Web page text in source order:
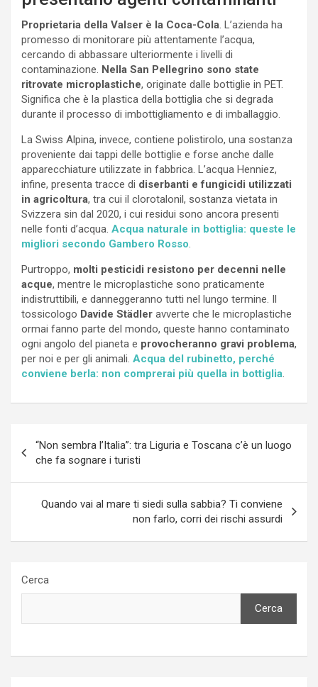
Proprietaria della Valser è la Coca-Cola. L’azienda ha
promesso di monitorare più attentamente l’acqua,
cercando di abbassare ulteriormente i livelli di
contaminazione. Nella San Pellegrino sono state
ritrovate microplastiche, originate dalle bottiglie in PET.
Significa che è la plastica della bottiglia che si degrada
durante il processo di imbottigliamento e di imballaggio.
La Swiss Alpina, invece, contiene polistirolo, una sostanza
proveniente dai tappi delle bottiglie e forse anche dalle
apparecchiature utilizzate in fabbrica. L’acqua Henniez,
infine, presenta tracce di diserbanti e fungicidi utilizzati
in agricoltura, tra cui il clorotalonil, sostanza vietata in
Svizzera sin dal 2020, i cui residui sono ancora presenti
nelle fonti d’acqua. Acqua naturale in bottiglia: queste le
migliori secondo Gambero Rosso.
Purtroppo, molti pesticidi resistono per decenni nelle
acque, mentre le microplastiche sono praticamente
indistruttibili, e danneggeranno tutti nel lungo termine. Il
tossicologo Davide Städler avverte che le microplastiche
ormai fanno parte del mondo, queste hanno contaminato
ogni angolo del pianeta e provocheranno gravi problema,
per noi e per gli animali. Acqua del rubinetto, perché
conviene berla: non comprerai più quella in bottiglia.
articoli
“Non sembra l’Italia”: tra Liguria e Toscana c’è un luogo
che fa sognare i turisti
Quando vai al mare ti siedi sulla sabbia? Ti conviene
non farlo, corri dei rischi assurdi
Cerca
Cerca